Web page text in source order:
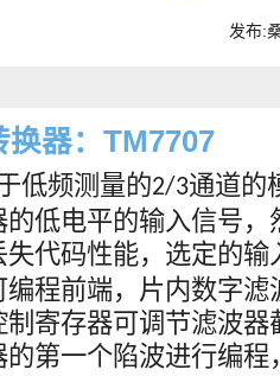
发布:
换器：TM7707
低频测量的2/3通道的
低电平的输入信号
失代码性能，选定的
程前端，片内数字
寄存器可调节滤波
第一个陷波进行编程